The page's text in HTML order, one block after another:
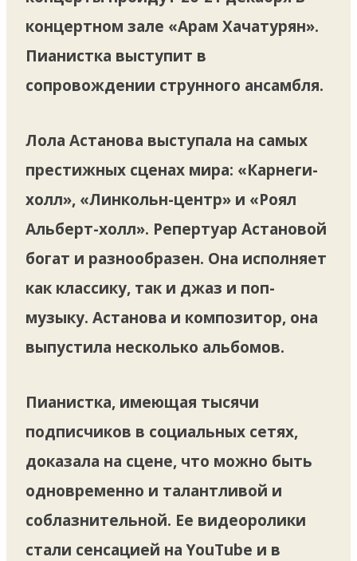
концертном зале «Арам Хачатурян».
Пианистка выступит в
сопровождении струнного ансамбля.
Лола Астанова выступала на самых
престижных сценах мира: «Карнеги-
холл», «Линкольн-центр» и «Роял
Альберт-холл». Репертуар Астановой
богат и разнообразен. Она исполняет
как классику, так и джаз и поп-
музыку. Астанова и композитор, она
выпустила несколько альбомов.
Пианистка, имеющая тысячи
подписчиков в социальных сетях,
доказала на сцене, что можно быть
одновременно и талантливой и
соблазнительной. Ее видеоролики
стали сенсацией на YouTube и в